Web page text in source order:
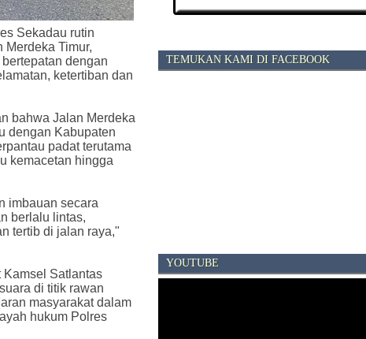
Sekadau rutin
Timur,
dengan
ketertiban dan
bahwa Jalan Merdeka
dengan Kabupaten
padat terutama
kemacetan hingga
imbauan secara
berlalu lintas,
tertib di jalan raya,"
Satlantas
di titik rawan
masyarakat dalam
hukum Polres
TEMUKAN KAMI DI FACEBOOK
YOUTUBE